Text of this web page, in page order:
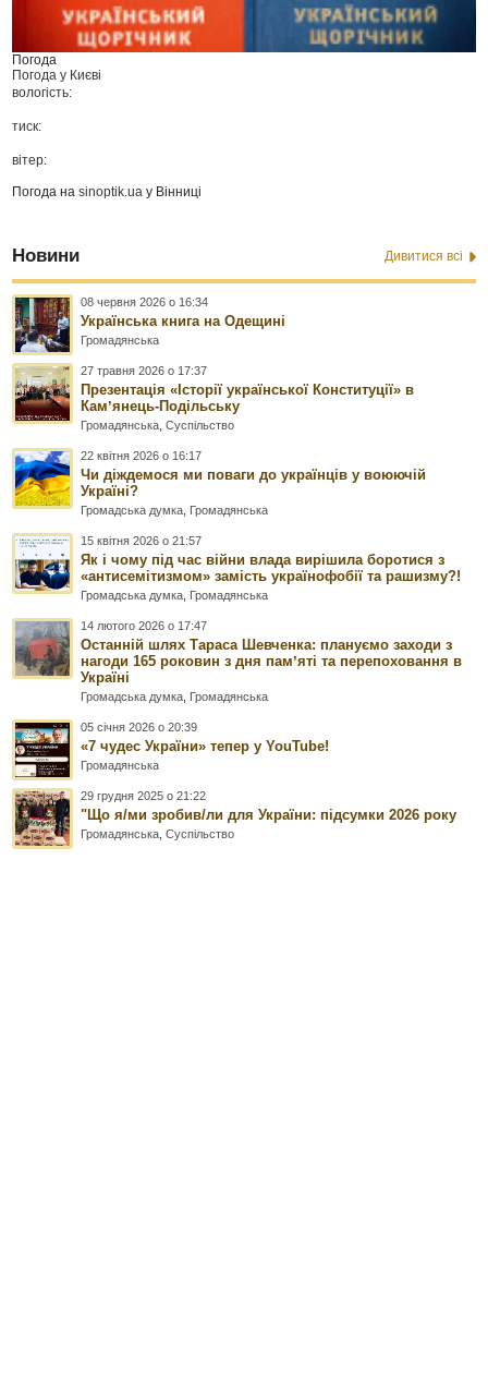
Погода
Погода у Києві
вологість:
тиск:
вітер:
Погода наsinoptik.ua у Вінниці
Новини Дивитися всі
08 червня 2026 о 16:34
Українська книга на Одещині
Громадянська
27 травня 2026 о 17:37
Презентація «Історії української Конституції» в
Камʼянець-Подільську
Громадянська ,Суспільство
22 квітня 2026 о 16:17
Чи діждемося ми поваги до українців у воюючій
Україні?
Громадська думка Громадянська
15 квітня 2026 о 21:57
Як і чому під час війни влада вирішила боротися з
«антисемітизмом» замість українофобії та рашизму?!
Громадська думка Громадянська
14 лютого 2026 о 17:47
Останній шлях Тараса Шевченка: плануємо заходи з
нагоди 165 роковин з дня памʼяті та перепоховання в
Україні
Громадська думка Громадянська
05 січня 2026 о 20:39
«7 чудес України» тепер у YouTube!
Громадянська
29 грудня 2025 о 21:22
"Що я/ми зробив/ли для України: підсумки 2026 року
Громадянська ,Суспільство